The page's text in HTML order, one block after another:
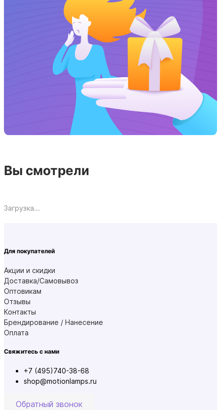
Вы смотрели
Загрузка...
Для покупателей
Акции и скидки
Доставка/Самовывоз
Оптовикам
Отзывы
Контакты
Брендирование / Нанесение
Оплата
Свяжитесь с нами
+7 (495)740-38-68
shop@motionlamps.ru
Обратный звонок